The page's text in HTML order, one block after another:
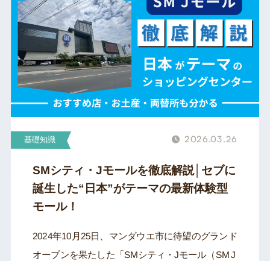
基礎知識 2026.03.26
SMシティ・Jモールを徹底解説│セブに
誕生した“日本”がテーマの最新体験型
モール！
2024年10月25日、マンダウエ市に待望のグランド
オープンを果たした「SMシティ・Jモール（SM J